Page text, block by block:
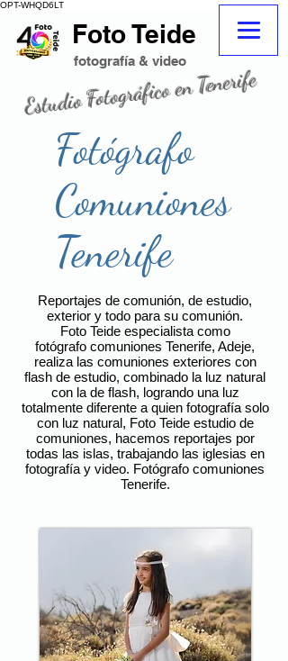
OPT-WHQD6LT
fotografo
adeje
fotografía & video
Estudio Fotográfico en Tenerife
Foto Teide
Fotógrafo
Comuniones
Tenerife
Reportajes de comunión, de estudio,
exterior y todo para su comunión.
Foto Teide especialista como
fotógrafo comuniones Tenerife, Adeje,
realiza las comuniones exteriores con
flash de estudio, combinado la luz natural
con la de flash, logrando una luz
totalmente diferente a quien fotografía solo
con luz natural, Foto Teide estudio de
comuniones, hacemos reportajes por
todas las islas, trabajando las iglesias en
fotografía y video. Fotógrafo comuniones
Tenerife.